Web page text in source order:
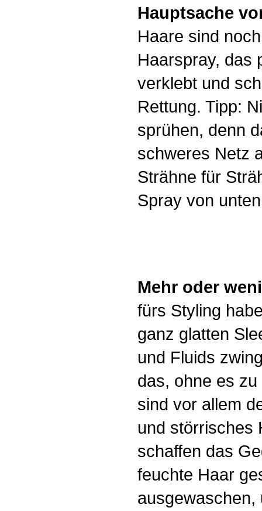
Hauptsache
Haare sind
Haarspray, das
verklebt und
Rettung. Tipp:
sprühen, denn
schweres Netz
Strähne für
Spray von
Mehr oder
fürs Styling
ganz glatten
und Fluids
das, ohne es
sind vor allem
und störrisches
schaffen das
feuchte Haar
ausgewaschen,